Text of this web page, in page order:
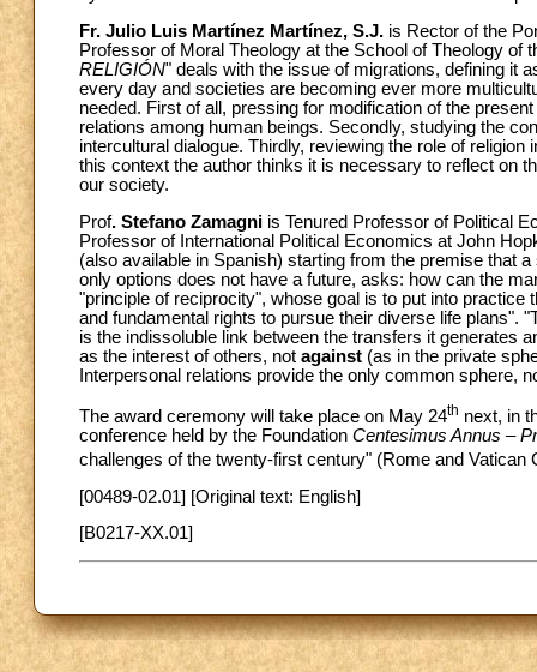
Fr. Julio Luis Martínez Martínez, S.J. is Rector of the
Professor of Moral Theology at the School of Theology of
RELIGIÓN" deals with the issue of migrations, defining it
every day and societies are becoming ever more
needed. First of all, pressing for modification of the
relations among human beings. Secondly, studying the
intercultural dialogue. Thirdly, reviewing the role of
this context the author thinks it is necessary to reflect on
our society.
Prof. Stefano Zamagni is Tenured Professor of Political
Professor of International Political Economics at John
(also available in Spanish) starting from the premise that
only options does not have a future, asks: how can the
"principle of reciprocity", whose goal is to put into practice
and fundamental rights to pursue their diverse life plans".
is the indissoluble link between the transfers it generates
as the interest of others, not against (as in the private
Interpersonal relations provide the only common sphere,
The award ceremony will take place on May 24th next, in
conference held by the Foundation Centesimus Annus –
challenges of the twenty-first century" (Rome and Vatican
[00489-02.01] [Original text: English]
[B0217-XX.01]